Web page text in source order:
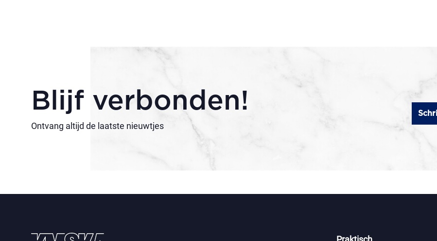
Blijf verbonden!
Ontvang altijd de laatste nieuwtjes